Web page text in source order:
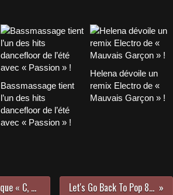
Bassmassage tient
l’un des hits
dancefloor de l’été
avec « Passion » !
Helena dévoile un
remix Electro de «
Mauvais Garçon » !
Camila Cabello est de retour avec le soporifique « C, XOXO » ! Let's Go Back To Pop 80's !